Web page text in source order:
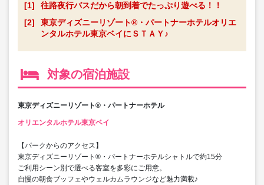
[1]
往路夜行バスだから朝到着でたっぷり遊べる！！
[2]
東京ディズニーリゾート®・パートナーホテルオリエ
ンタルホテル東京ベイにＳＴＡＹ♪
対象の宿泊施設
東京ディズニーリゾート®・パートナーホテル
オリエンタルホテル東京ベイ
【パークからのアクセス】
東京ディズニーリゾート®・パートナーホテルシャトルで約15分
ご利用シーン別で選べる客室を多彩にご用意。
自慢の朝食ブッフェやウェルカムラウンジなど魅力満載♪